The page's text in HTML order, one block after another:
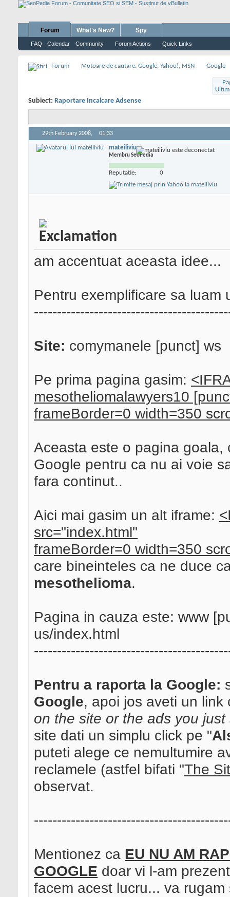
Forum
FAQ Calendar Community Forum Actions Quick Links
What's New? Spy
Forum Motoare de cautare. Google, Yahoo!, MSN Google
Subiect: Raportare Incalcare Adsense
29th February 2008, 01:33
mateiliviu
Membru SeoPedia
Reputatie: 0
am accentuat aceasta idee...
Pentru exemplificare sa luam
Site: comymanele [punct] ws
Pe prima pagina gasim:
mesotheliomalawyers10
frameBorder=0 width=350
Aceasta este o pagina goala,
Google pentru ca nu ai voie
fara continut..
Aici mai gasim un alt iframe:
src="index.html"
frameBorder=0 width=350
care bineinteles ca ne duce
mesothelioma.
Pagina in cauza este: www
us/index.html
Pentru a raporta la Google:
Google, apoi jos aveti un link
on the site or the ads you just
site dati un simplu click pe "
puteti alege ce nemultumire
reclamele (astfel bifati "The
observat.
Mentionez ca EU NU AM
GOOGLE doar vi l-am
facem acest lucru... va